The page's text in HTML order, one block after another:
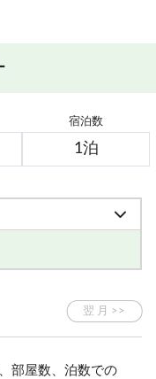
宿泊数
部屋数、泊数での